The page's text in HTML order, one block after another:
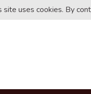
site uses cookies. By